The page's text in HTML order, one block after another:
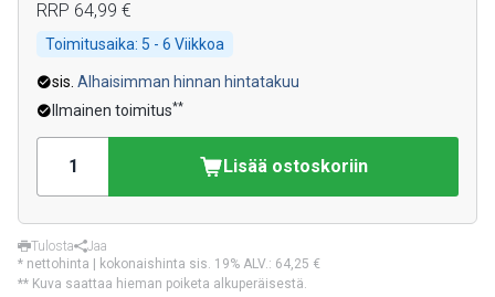
RRP 64,99 €
Toimitusaika: 5 - 6 Viikkoa
sis. Alhaisimman hinnan hintatakuu
Ilmainen toimitus**
Lisää ostoskoriin
Tulosta
Jaa
* nettohinta | kokonaishinta sis. 19% ALV.: 64,25 €
** Kuva saattaa hieman poiketa alkuperäisestä.